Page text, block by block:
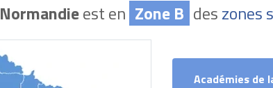
Normandieest en Zone B deszones
Académiesde